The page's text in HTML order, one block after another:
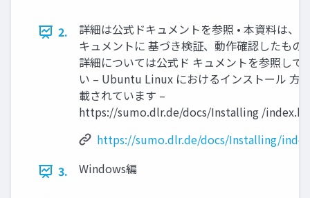
2.
詳細は公式ドキュメントを参照 • 本資料は、
キュメントに 基づき検証、動作確認したもの
詳細については公式ド キュメントを参照して
い – Ubuntu Linux におけるインストール 方
載されています –
https://sumo.dlr.de/docs/Installing /
https://sumo.dlr.de/docs/Installing/
3.
Windows編